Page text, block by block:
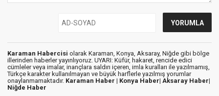
Karaman Habercisi olarak Karaman, Konya, Aksaray, Niğde gibi bölge
illerinden haberler yayınlıyoruz. UYARI: Küfür, hakaret, rencide edici
cümleler veya imalar, inançlara saldırı içeren, imla kuralları ile yazılmamış,
Türkçe karakter kullanılmayan ve büyük harflerle yazılmış yorumlar
onaylanmamaktadır. Karaman Haber | Konya Haber| Aksaray Haber|
Niğde Haber